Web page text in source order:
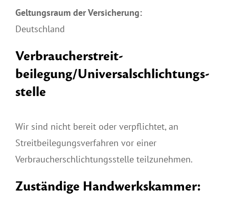
Geltungsraum der Versicherung:
Deutschland
Verbraucher­streit­
beilegung/Universal­schlichtungs­
stelle
Wir sind nicht bereit oder verpflichtet, an
Streitbeilegungsverfahren vor einer
Verbraucherschlichtungsstelle teilzunehmen.
Zuständige Handwerkskammer: